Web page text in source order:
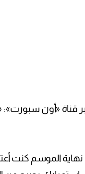
قناة «أون
الموسم كنت